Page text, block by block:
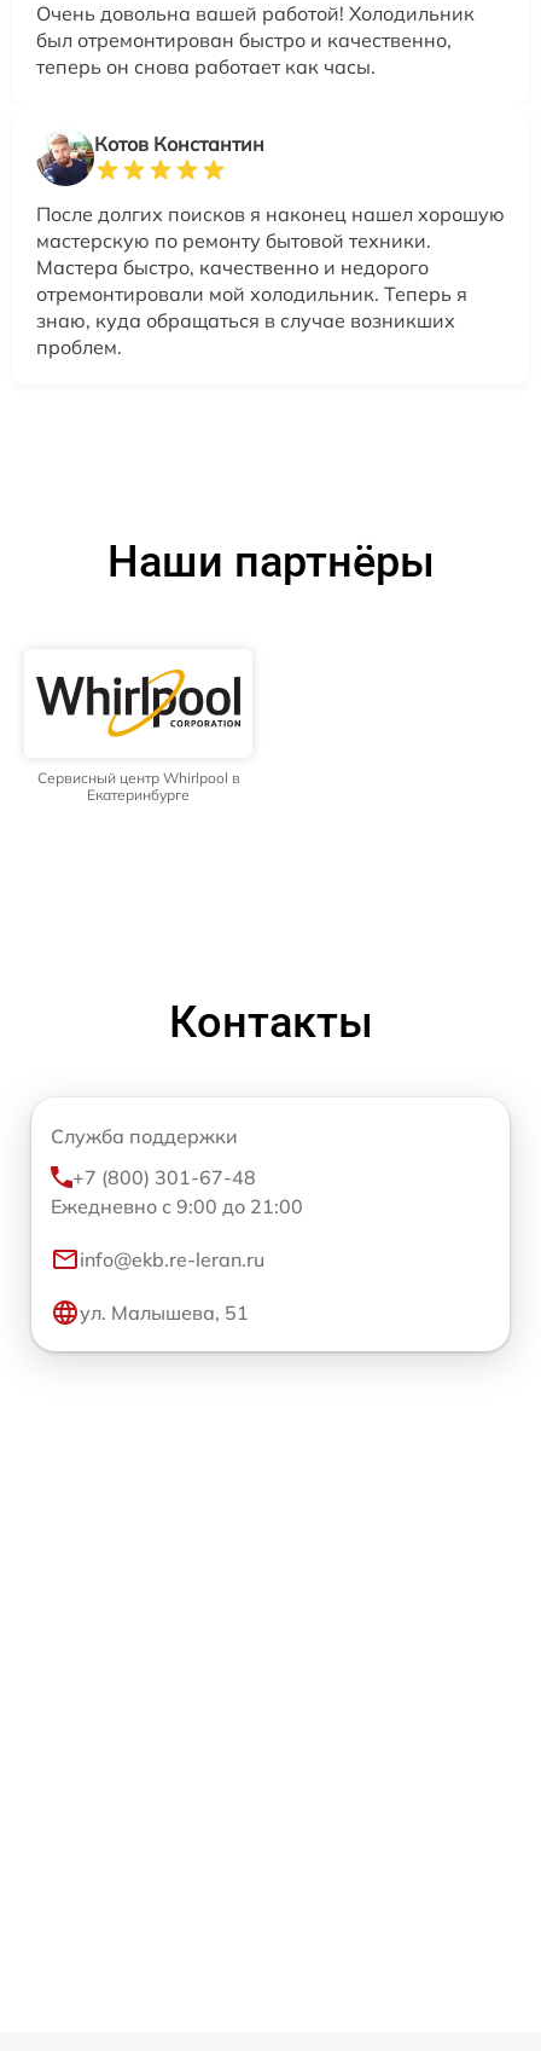
Очень довольна вашей работой! Холодильник
был отремонтирован быстро и качественно,
теперь он снова работает как часы.
Котов Константин
После долгих поисков я наконец нашел хорошую
мастерскую по ремонту бытовой техники.
Мастера быстро, качественно и недорого
отремонтировали мой холодильник. Теперь я
знаю, куда обращаться в случае возникших
проблем.
Наши партнёры
Сервисный центр Whirlpool в
Екатеринбурге
Контакты
Служба поддержки
+7 (800) 301-67-48
Ежедневно с 9:00 до 21:00
info@ekb.re-leran.ru
ул. Малышева, 51